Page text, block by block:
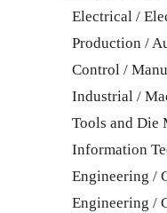
Electrical /
Production /
Control /
Industrial /
Tools and Die
Information
Engineering /
Engineering /